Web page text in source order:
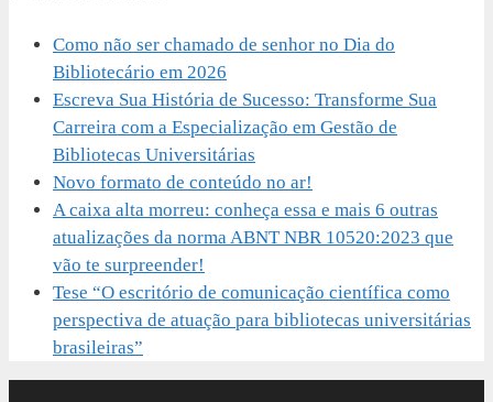
Como não ser chamado de senhor no Dia do
Bibliotecário em 2026
Escreva Sua História de Sucesso: Transforme Sua
Carreira com a Especialização em Gestão de
Bibliotecas Universitárias
Novo formato de conteúdo no ar!
A caixa alta morreu: conheça essa e mais 6 outras
atualizações da norma ABNT NBR 10520:2023 que
vão te surpreender!
Tese “O escritório de comunicação científica como
perspectiva de atuação para bibliotecas universitárias
brasileiras”